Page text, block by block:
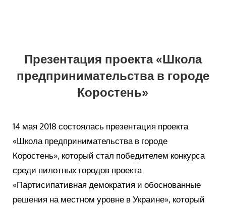
Презентация проекта «Школа
предпринимательства в городе
Коростень»
14 мая 2018 состоялась презентация проекта
«Школа предпринимательства в городе
Коростень», который стал победителем конкурса
среди пилотных городов проекта
«Партисипативная демократия и обоснованные
решения на местном уровне в Украине», который